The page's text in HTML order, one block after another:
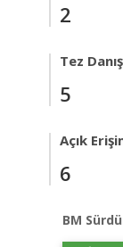
2
Tez
5
Açık
6
BM